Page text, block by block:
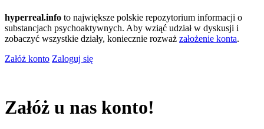
hyperreal.info to największe polskie repozytorium informacji o
substancjach psychoaktywnych. Aby wziąć udział w dyskusji i
zobaczyć wszystkie działy, koniecznie rozważ założenie konta.
Załóż konto Zaloguj się
Załóż u nas konto!